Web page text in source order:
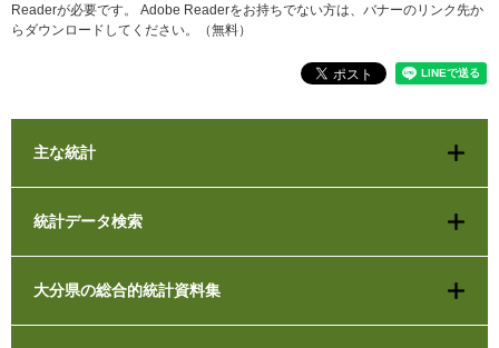
Readerが必要です。
Adobe Readerをお持ちでない方は、バナーのリンク先か
らダウンロードしてください。（無料）
主な統計
統計データ検索
大分県の総合的統計資料集